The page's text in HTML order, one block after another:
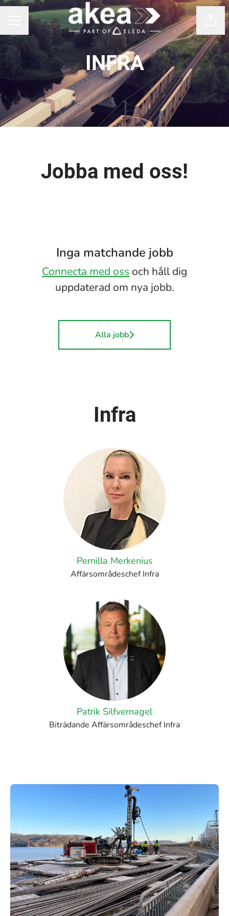
KARRIÄRMENY
INFRA
Jobba med oss!
Inga matchande jobb
Connecta med oss och håll dig
uppdaterad om nya jobb.
Alla jobb
Infra
Pernilla Merkenius
Affärsområdeschef Infra
Patrik Silfvernagel
Biträdande Affärsområdeschef Infra